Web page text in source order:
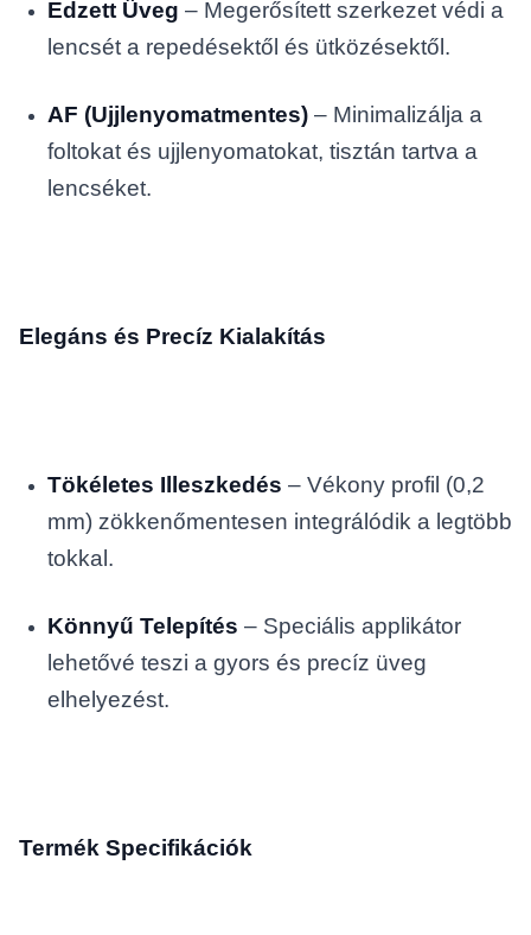
Edzett Üveg – Megerősített szerkezet védi a
lencsét a repedésektől és ütközésektől.
AF (Ujjlenyomatmentes) – Minimalizálja a
foltokat és ujjlenyomatokat, tisztán tartva a
lencséket.
Elegáns és Precíz Kialakítás
Tökéletes Illeszkedés – Vékony profil (0,2
mm) zökkenőmentesen integrálódik a legtöbb
tokkal.
Könnyű Telepítés – Speciális applikátor
lehetővé teszi a gyors és precíz üveg
elhelyezést.
Termék Specifikációk